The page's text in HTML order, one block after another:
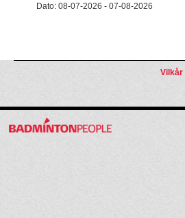
Dato: 08-07-2026 - 07-08-2026
Vilkår|